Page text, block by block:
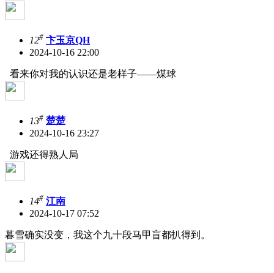
12# 卞玉京QH
2024-10-16 22:00
看来你对我的认识还是老样子——煤球
13# 楚楚
2024-10-16 23:27
游戏还得熟人局
14# 江南
2024-10-17 07:52
暮雪确实没变，我这个九十段马甲盲都扒得到。